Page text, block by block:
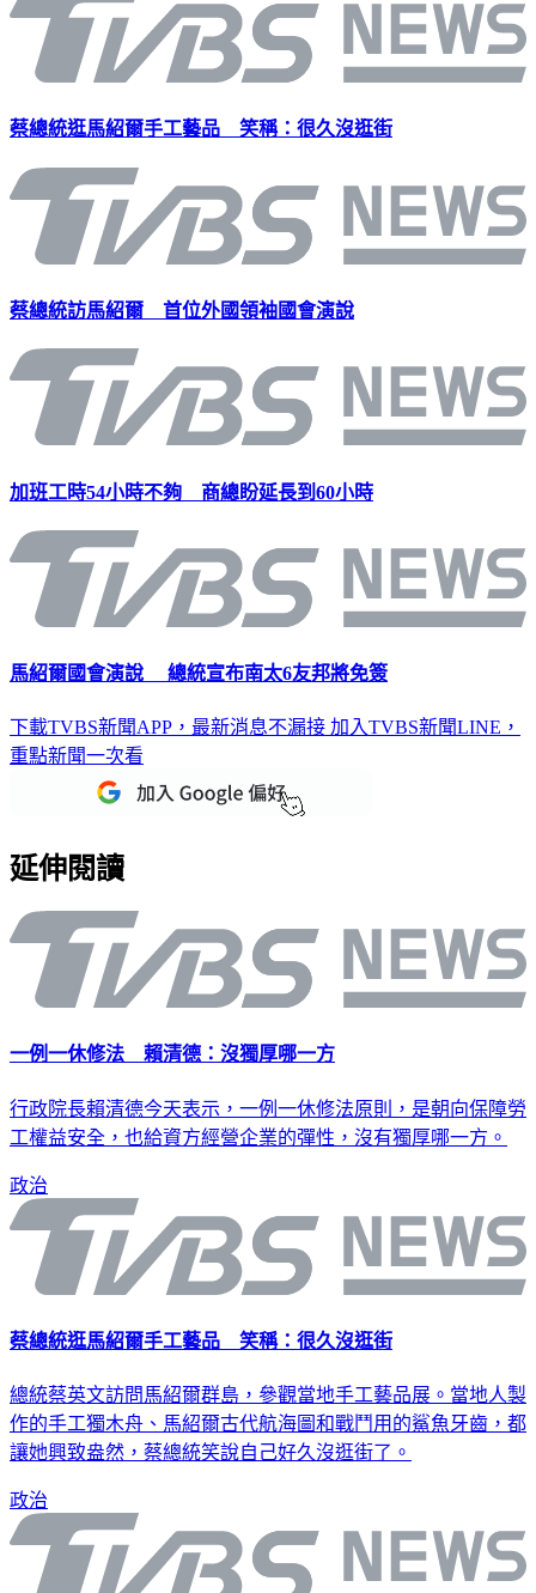
蔡總統逛馬紹爾手工藝品 笑稱：很久沒逛街
蔡總統訪馬紹爾 首位外國領袖國會演說
加班工時54小時不夠 商總盼延長到60小時
馬紹爾國會演說 總統宣布南太6友邦將免簽
下載TVBS新聞APP，最新消息不漏接 加入TVBS新聞LINE，
重點新聞一次看
延伸閱讀
一例一休修法 賴清德：沒獨厚哪一方
行政院長賴清德今天表示，一例一休修法原則，是朝向保障勞
工權益安全，也給資方經營企業的彈性，沒有獨厚哪一方。
政治
蔡總統逛馬紹爾手工藝品 笑稱：很久沒逛街
總統蔡英文訪問馬紹爾群島，參觀當地手工藝品展。當地人製
作的手工獨木舟、馬紹爾古代航海圖和戰鬥用的鯊魚牙齒，都
讓她興致盎然，蔡總統笑說自己好久沒逛街了。
政治